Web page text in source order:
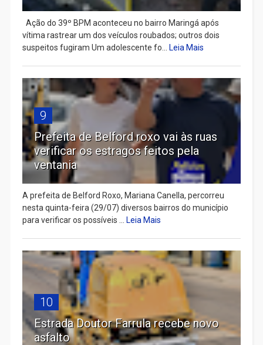
Ação do 39º BPM aconteceu no bairro Maringá após
vítima rastrear um dos veículos roubados; outros dois
suspeitos fugiram Um adolescente fo...
Leia Mais
9
Prefeita de Belford roxo vai às ruas
verificar os estragos feitos pela
ventania
A prefeita de Belford Roxo, Mariana Canella, percorreu
nesta quinta-feira (29/07) diversos bairros do município
para verificar os possíveis ...
Leia Mais
10
Estrada Doutor Farrula recebe novo
asfalto